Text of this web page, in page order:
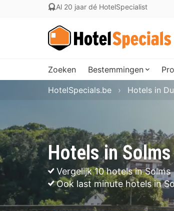
Al 20 jaar dé HotelSpecialist
Zoeken Bestemmingen
Hotels in Solms
Vergelijk 10 hotels in Solms
Ook last minute hotels in
HotelSpecials.be Hotels in